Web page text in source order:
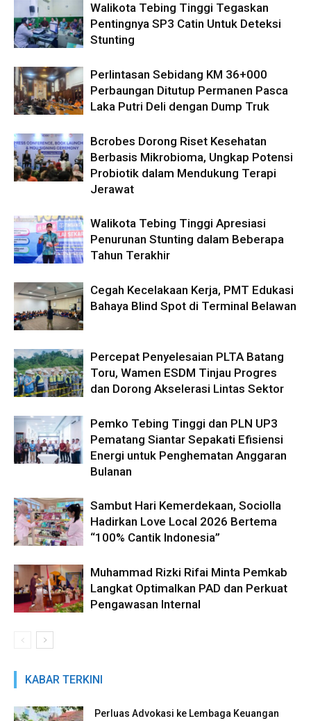
Walikota Tebing Tinggi Tegaskan
Pentingnya SP3 Catin Untuk Deteksi
Stunting
Perlintasan Sebidang KM 36+000
Perbaungan Ditutup Permanen Pasca
Laka Putri Deli dengan Dump Truk
Bcrobes Dorong Riset Kesehatan
Berbasis Mikrobioma, Ungkap Potensi
Probiotik dalam Mendukung Terapi
Jerawat
Walikota Tebing Tinggi Apresiasi
Penurunan Stunting dalam Beberapa
Tahun Terakhir
Cegah Kecelakaan Kerja, PMT Edukasi
Bahaya Blind Spot di Terminal Belawan
Percepat Penyelesaian PLTA Batang
Toru, Wamen ESDM Tinjau Progres
dan Dorong Akselerasi Lintas Sektor
Pemko Tebing Tinggi dan PLN UP3
Pematang Siantar Sepakati Efisiensi
Energi untuk Penghematan Anggaran
Bulanan
Sambut Hari Kemerdekaan, Sociolla
Hadirkan Love Local 2026 Bertema
“100% Cantik Indonesia”
Muhammad Rizki Rifai Minta Pemkab
Langkat Optimalkan PAD dan Perkuat
Pengawasan Internal
KABAR TERKINI
Perluas Advokasi ke Lembaga Keuangan